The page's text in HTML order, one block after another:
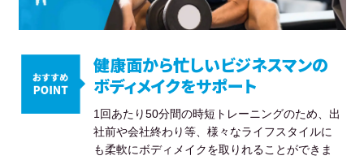
健康面から忙しいビジネスマンの
ボディメイクをサポート
1回あたり50分間の時短トレーニングのため、出
社前や会社終わり等、様々なライフスタイルに
も柔軟にボディメイクを取りれることができま